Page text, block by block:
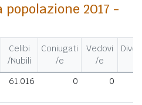
2017 -
Celibi
/Nubili
Coniugati
/e
Vedovi
/e
61.016 0 0